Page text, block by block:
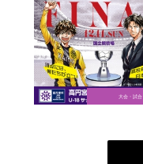
大会・試合